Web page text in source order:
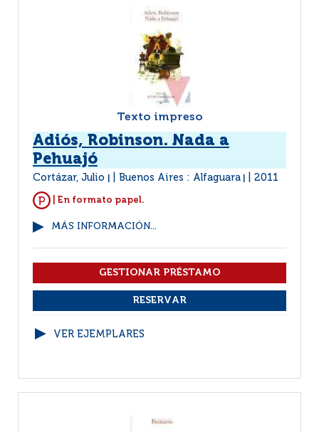
Texto impreso
Adiós, Robinson. Nada a
Pehuajó
Cortázar, Julio Buenos Aires : Alfaguara 2011
| En formato papel.
MÁS INFORMACIÓN...
VER EJEMPLARES